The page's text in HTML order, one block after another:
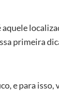
primeira
e para isso,